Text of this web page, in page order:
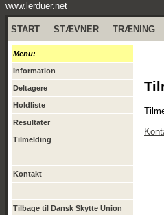
www.lerduer.net
START STÆVNER TRÆNING
Menu:
Information
Deltagere
Holdliste
Resultater
Tilmelding
Kontakt
Tilbage til Dansk Skytte Union